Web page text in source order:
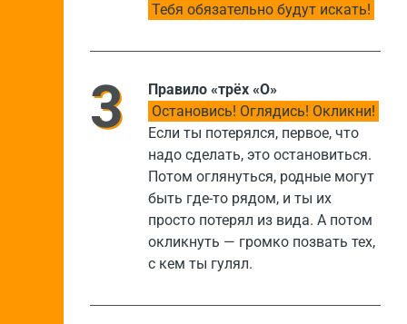
Тебя обязательно будут искать!
Правило «трёх «О»
Остановись! Оглядись! Окликни!
Если ты потерялся, первое, что
надо сделать, это остановиться.
Потом оглянуться, родные могут
быть где-то рядом, и ты их
просто потерял из вида. А потом
окликнуть — громко позвать тех,
с кем ты гулял.